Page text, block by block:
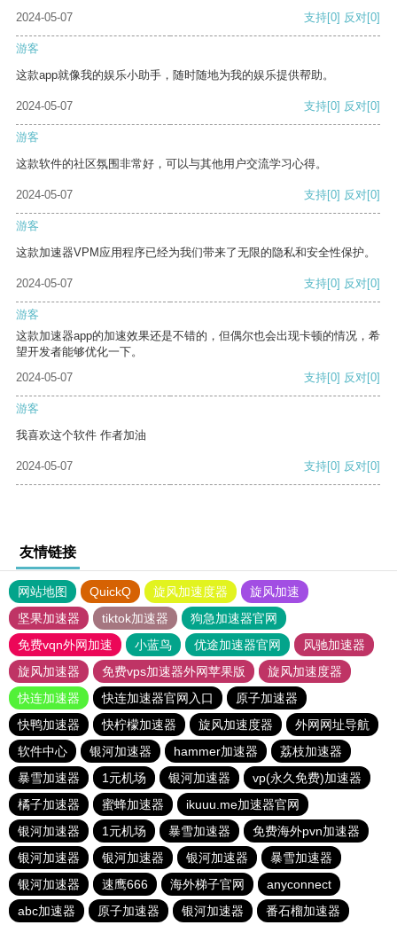
2024-05-07
支持[0] 反对[0]
游客
这款app就像我的娱乐小助手，随时随地为我的娱乐提供帮助。
2024-05-07 支持[0] 反对[0]
游客
这款软件的社区氛围非常好，可以与其他用户交流学习心得。
2024-05-07 支持[0] 反对[0]
游客
这款加速器VPM应用程序已经为我们带来了无限的隐私和安全性保护。
2024-05-07 支持[0] 反对[0]
游客
这款加速器app的加速效果还是不错的，但偶尔也会出现卡顿的情况，希
望开发者能够优化一下。
2024-05-07
支持[0] 反对[0]
游客
我喜欢这个软件 作者加油
2024-05-07 支持[0] 反对[0]
友情链接
网站地图 QuickQ 旋风加速度器
旋风加速
坚果加速器
tiktok加速器
狗急加速器官网
免费vqn外网加速
小蓝鸟 优途加速器官网
风驰加速器
旋风加速器
免费vps加速器外网苹果版
旋风加速度器
快连加速器
快连加速器官网入口
原子加速器
快鸭加速器
快柠檬加速器 旋风加速度器
外网网址导航
软件中心
银河加速器 hammer加速器
荔枝加速器
暴雪加速器
1元机场 银河加速器
vp(永久免费)加速器
橘子加速器
蜜蜂加速器
ikuuu.me加速器官网
银河加速器
1元机场 暴雪加速器
免费海外pvn加速器
银河加速器
银河加速器 银河加速器
暴雪加速器
银河加速器
速鹰666 海外梯子官网
anyconnect
abc加速器
原子加速器 银河加速器 番石榴加速器